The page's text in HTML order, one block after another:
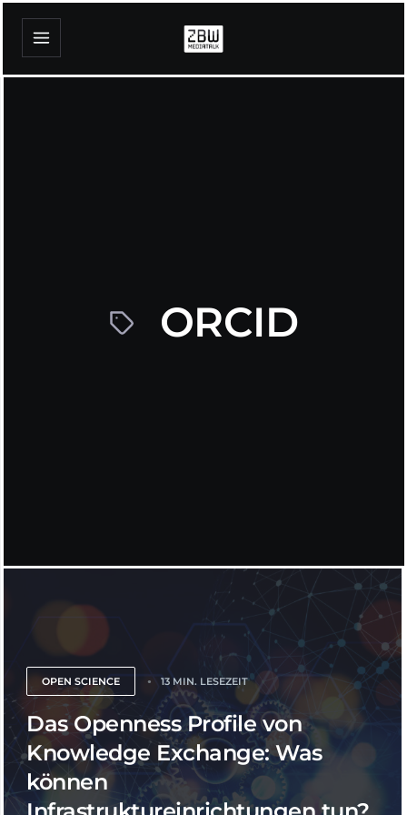
ORCID
OPEN SCIENCE 13 MIN. LESEZEIT
Das Openness Profile von
Knowledge Exchange: Was
können